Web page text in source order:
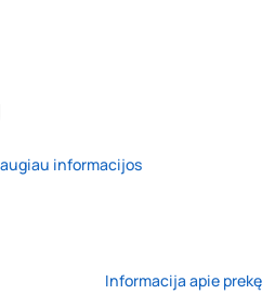
informacijos
Informacija apie prekę